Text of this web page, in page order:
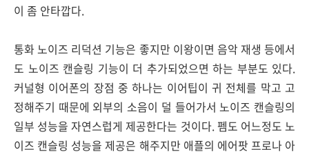
이 좀 안타깝다.
통화 노이즈 리덕션 기능은 좋지만 이왕이면 음악 재생 등에서
도 노이즈 캔슬링 기능이 더 추가되었으면 하는 부분도 있다.
커널형 이어폰의 장점 중 하나는 이어팁이 귀 전체를 막고 고
정해주기 때문에 외부의 소음이 덜 들어가서 노이즈 캔슬링의
일부 성능을 자연스럽게 제공한다는 것이다. 펨도 어느정도 노
이즈 캔슬링 성능을 제공은 해주지만 애플의 에어팟 프로나 아